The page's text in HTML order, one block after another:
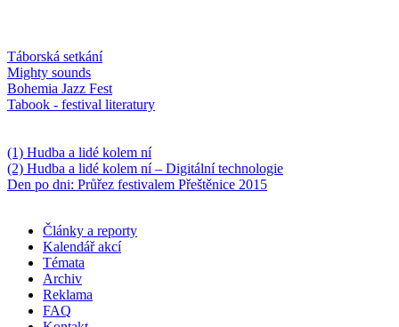
Táborská setkání
Mighty sounds
Bohemia Jazz Fest
Tabook - festival literatury
(1) Hudba a lidé kolem ní
(2) Hudba a lidé kolem ní – Digitální technologie
Den po dni: Průřez festivalem Přeštěnice 2015
Články a reporty
Kalendář akcí
Témata
Archiv
Reklama
FAQ